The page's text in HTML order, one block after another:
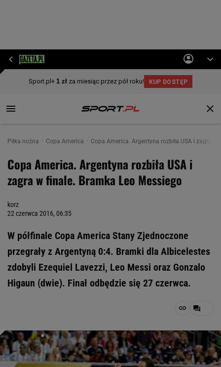
Piłka nożna Copa America Copa America. Argentyna rozbiła USA i zagra w
Copa America. Argentyna rozbiła USA i
zagra w finale. Bramka Leo Messiego
korz
22 czerwca 2016, 06:35
W półfinale Copa America Stany Zjednoczone
przegrały z Argentyną 0:4. Bramki dla Albicelestes
zdobyli Ezequiel Lavezzi, Leo Messi oraz Gonzalo
Higaun (dwie). Finał odbędzie się 27 czerwca.